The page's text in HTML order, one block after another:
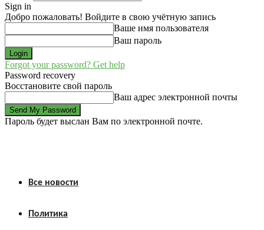
Sign in
Добро пожаловать! Войдите в свою учётную запись
Ваше имя пользователя
Ваш пароль
Forgot your password? Get help
Password recovery
Восстановите свой пароль
Ваш адрес электронной почты
Пароль будет выслан Вам по электронной почте.
Все новости
Политика